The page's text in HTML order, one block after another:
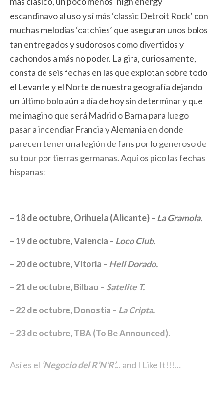
escandinavo al uso y sí más ‘classic Detroit Rock’ con
muchas melodías ‘catchies’ que aseguran unos bolos
tan entregados y sudorosos como divertidos y
cachondos a más no poder. La gira, curiosamente,
consta de seis fechas en las que explotan sobre todo
el Levante y el Norte de nuestra geografía dejando
un último bolo aún a día de hoy sin determinar y que
me imagino que será Madrid o Barna para luego
pasar a incendiar Francia y Alemania en donde
parecen tener una legión de fans por lo generoso de
su tour por tierras germanas. Aquí os pico las fechas
hispanas:
– 18 de octubre, Orihuela (Alicante) – La Gramola.
– 19 de octubre, Valencia – Loco Club.
– 20 de octubre, Vitoria – Hell Dorado.
– 21 de octubre, Bilbao – Satelite T.
– 22 de octubre, Donostia – La Cripta.
– 23 de octubre, TBA (To Be Announced).
Así es el ‘Negocio del R’N’R’... and I Like It!!!…